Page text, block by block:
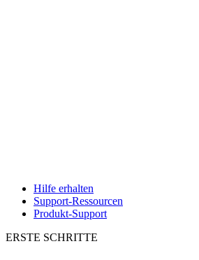
Hilfe erhalten
Support-Ressourcen
Produkt-Support
ERSTE SCHRITTE